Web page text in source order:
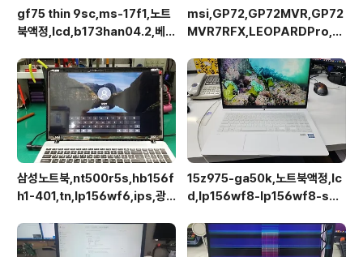
gf75 thin 9sc,ms-17f1,노트
북액정,lcd,b173han04.2,베젤
msi,GP72,GP72MVR,GP72
MVR7RFX,LEOPARDPro,N
eDP,액정교체
삼성노트북,nt500r5s,hb156f
h1-401,tn,lp156wf6,ips,광
15z975-ga50k,노트북액정,lc
d,lp156wf8-lp156wf8-spa